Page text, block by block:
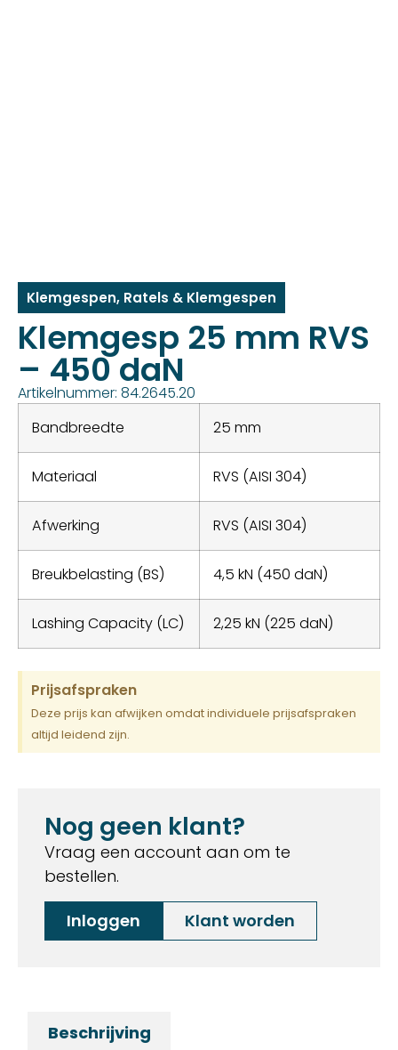
Klemgespen, Ratels & Klemgespen
Klemgesp 25 mm RVS
– 450 daN
Artikelnummer: 84.2645.20
Bandbreedte
25 mm
Materiaal RVS (AISI 304)
Afwerking RVS (AISI 304)
Breukbelasting (BS) 4,5 kN (450 daN)
Lashing Capacity (LC) 2,25 kN (225 daN)
Prijsafspraken
Deze prijs kan afwijken omdat individuele prijsafspraken
altijd leidend zijn.
Nog geen klant?
Vraag een account aan om te
bestellen.
Inloggen
Klant worden
Beschrijving